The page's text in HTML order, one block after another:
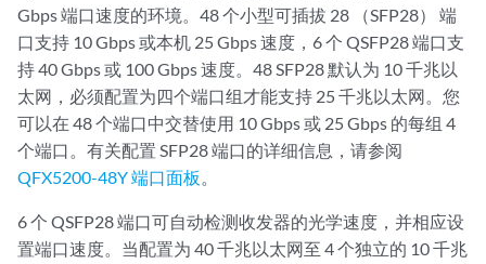
Gbps 端口速度的环境。48 个小型可插拔 28 （SFP28） 端
口支持 10 Gbps 或本机 25 Gbps 速度，6 个 QSFP28 端口支
持 40 Gbps 或 100 Gbps 速度。48 SFP28 默认为 10 千兆以
太网，必须配置为四个端口组才能支持 25 千兆以太网。您
可以在 48 个端口中交替使用 10 Gbps 或 25 Gbps 的每组 4
个端口。有关配置 SFP28 端口的详细信息，请参阅
QFX5200-48Y 端口面板 。
6 个 QSFP28 端口可自动检测收发器的光学速度，并相应设
置端口速度。当配置为 40 千兆以太网至 4 个独立的 10 千兆